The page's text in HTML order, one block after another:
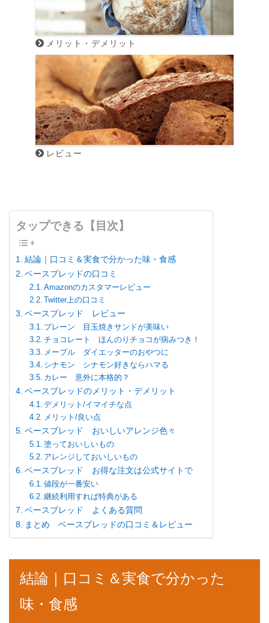
メリット・デメリット
レビュー
タップできる【目次】
結論｜口コミ＆実食で分かった味・食感
ベースブレッドの口コミ
Amazonのカスタマーレビュー
Twitter上の口コミ
ベースブレッド レビュー
プレーン 目玉焼きサンドが美味い
チョコレート ほんのりチョコが病みつき！
メープル ダイエッターのおやつに
シナモン シナモン好きならハマる
カレー 意外に本格的？
ベースブレッドのメリット・デメリット
デメリット/イマイチな点
メリット/良い点
ベースブレッド おいしいアレンジ色々
塗っておいしいもの
アレンジしておいしいもの
ベースブレッド お得な注文は公式サイトで
値段が一番安い
継続利用すれば特典がある
ベースブレッド よくある質問
まとめ ベースブレッドの口コミ＆レビュー
結論｜口コミ＆実食で分かった
味・食感